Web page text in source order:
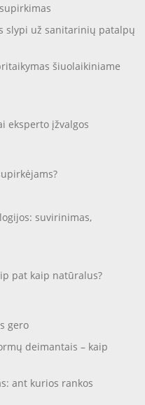
slypi už sanitarinių patalpų
šiuolaikiniame
eksperto įžvalgos
suvirinimas,
pat kaip natūralus?
gero
deimantais – kaip
ant kurios rankos